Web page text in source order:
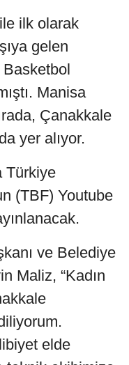
ilk olarak
gelen
Basketbol
Manisa
Çanakkale
yer alıyor.
Türkiye
(TBF) Youtube
ve Belediye
Maliz, “Kadın
elde